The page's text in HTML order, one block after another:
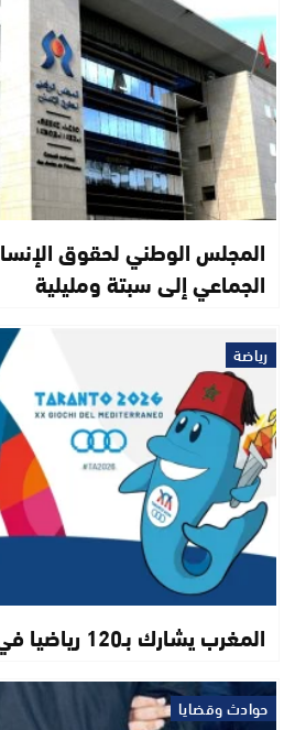
المجلس الوطني لحقوق
الجماعي إلى سبتة ومليلية
رياضة
المغرب يشارك بـ120 رياضيا في دورة تارانتو 2026
حوادث وقضايا